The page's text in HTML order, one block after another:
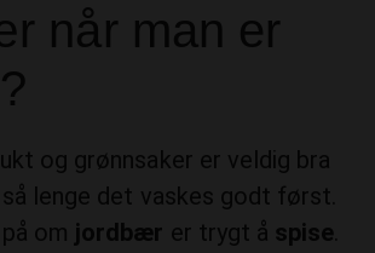
når man er
og grønnsaker er veldig bra
så lenge det vaskes godt først.
om jordbær er trygt å spise